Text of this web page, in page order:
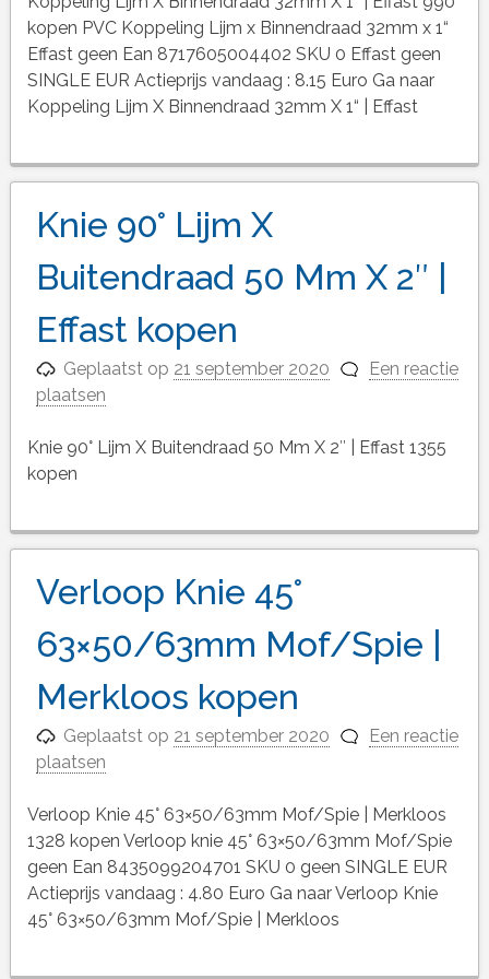
kopen PVC Koppeling Lijm x Binnendraad 32mm x 1“
Effast geen Ean 8717605004402 SKU 0 Effast geen
SINGLE EUR Actieprijs vandaag : 8.15 Euro Ga naar
Koppeling Lijm X Binnendraad 32mm X 1“ | Effast
Knie 90° Lijm X
Buitendraad 50 Mm X 2″ |
Effast kopen
Geplaatst op 21 september 2020
Een reactie
plaatsen
Knie 90° Lijm X Buitendraad 50 Mm X 2″ | Effast 1355
kopen
Verloop Knie 45°
63×50/63mm Mof/Spie |
Merkloos kopen
Geplaatst op 21 september 2020
Een reactie
plaatsen
Verloop Knie 45° 63×50/63mm Mof/Spie | Merkloos
1328 kopen Verloop knie 45° 63×50/63mm Mof/Spie
geen Ean 8435099204701 SKU 0 geen SINGLE EUR
Actieprijs vandaag : 4.80 Euro Ga naar Verloop Knie
45° 63×50/63mm Mof/Spie | Merkloos